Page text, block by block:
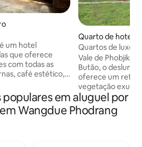
um hotel
que oferece
com todas as
café estético,
perfeito e
família e solitários
paz e
Quarto de hotel ⋅
Quartos de luxo
Vale de
Butão, o
oferece um
vegetação
panorâmicas. Natureza deslumbrante O
vale é um refúgio
natureza,
em aluguel por
Wangdue Phodrang